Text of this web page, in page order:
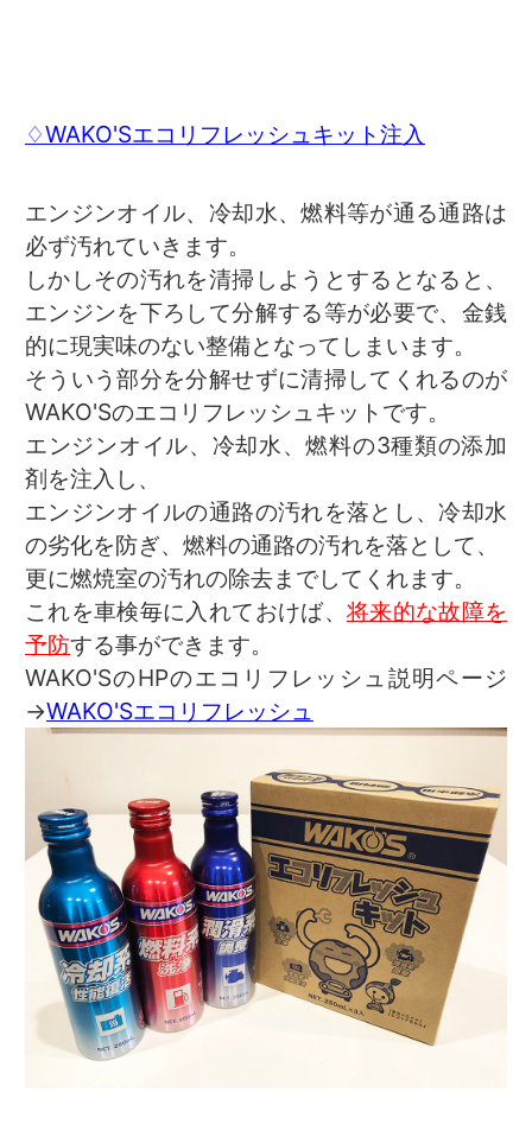
♢WAKO'Sエコリフレッシュキット注入
エンジンオイル、冷却水、燃料等が通る通路は
必ず汚れていきます。
しかしその汚れを清掃しようとするとなると、
エンジンを下ろして分解する等が必要で、金銭
的に現実味のない整備となってしまいます。
そういう部分を分解せずに清掃してくれるのが
WAKO'Sのエコリフレッシュキットです。
エンジンオイル、冷却水、燃料の3種類の添加
剤を注入し、
エンジンオイルの通路の汚れを落とし、冷却水
の劣化を防ぎ、燃料の通路の汚れを落として、
更に燃焼室の汚れの除去までしてくれます。
これを車検毎に入れておけば、 将来的な故障を
予防する事ができます。
WAKO'SのHPのエコリフレッシュ説明ページ
→WAKO'Sエコリフレッシュ